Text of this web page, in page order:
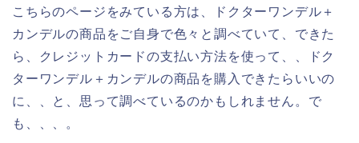
こちらのページをみている方は、ドクターワンデル＋
カンデルの商品をご自身で色々と調べていて、できた
ら、クレジットカードの支払い方法を使って、、ドク
ターワンデル＋カンデルの商品を購入できたらいいの
に、、と、思って調べているのかもしれません。で
も、、、。